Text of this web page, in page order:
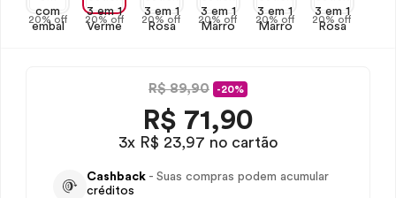
20% off 20% off 20% off 20% off 20% off 20% off
R$ 89,90 -20%
R$ 71,90
3x R$ 23,97 no cartão
Cashback - Suas compras podem acumular
créditos